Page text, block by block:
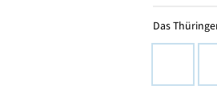
Das